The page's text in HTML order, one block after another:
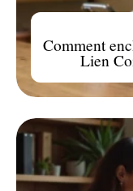
Comment
Lien